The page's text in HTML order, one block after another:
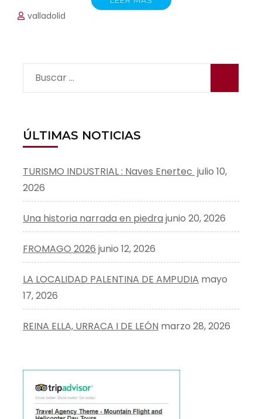
valladolid
Buscar:
ÚLTIMAS NOTICIAS
TURISMO INDUSTRIAL : Naves Enertec julio 10,
2026
Una historia narrada en piedra junio 20, 2026
FROMAGO 2026 junio 12, 2026
LA LOCALIDAD PALENTINA DE AMPUDIA mayo
17, 2026
REINA ELLA, URRACA I DE LEÓN marzo 28, 2026